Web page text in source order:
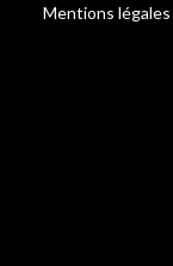
Mentions légales